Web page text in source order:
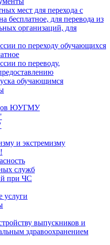
мест для перехода с
бесплатное, для перевода из
организаций, для
по переходу обучающихся
по переводу,
обучающимся
ЮУГМУ
и экстремизму
служб
при ЧС
услуги
выпускников и
здравоохранением